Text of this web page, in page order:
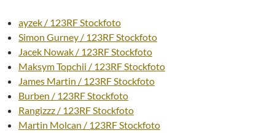
ayzek / 123RF Stockfoto
Simon Gurney / 123RF Stockfoto
Jacek Nowak / 123RF Stockfoto
Maksym Topchii / 123RF Stockfoto
James Martin / 123RF Stockfoto
Burben / 123RF Stockfoto
Rangizzz / 123RF Stockfoto
Martin Molcan / 123RF Stockfoto